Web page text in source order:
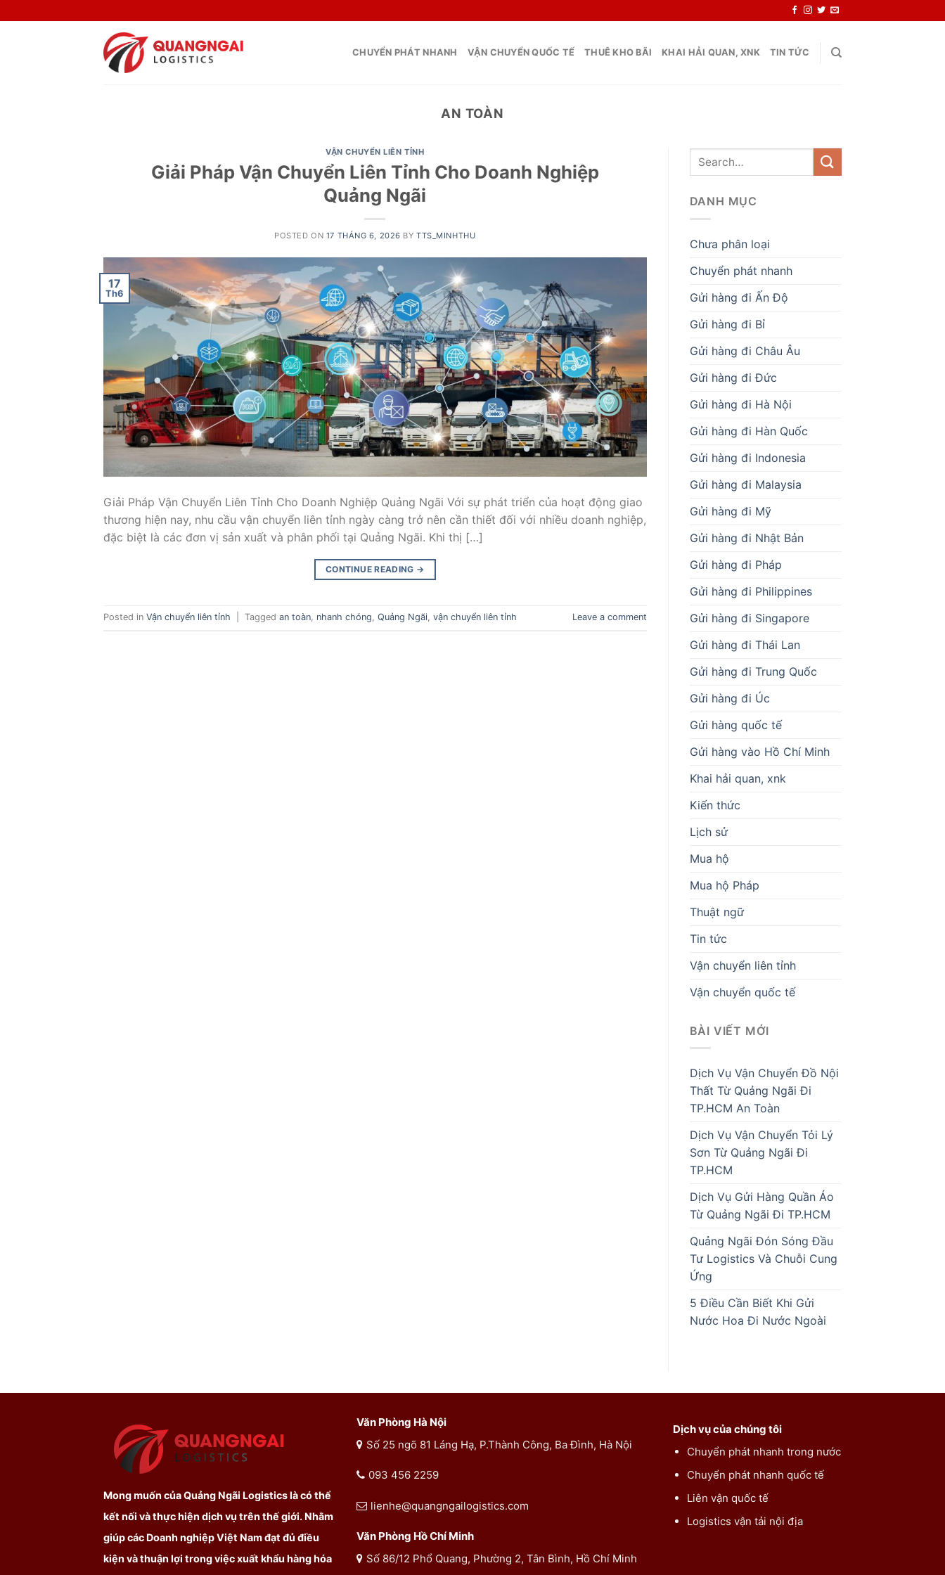
to
CHUYỂN PHÁT NHANH VẬN CHUYỂN QUỐC TẾ THUÊ KHO BÃI KHAI HẢI QUAN, XNK TIN TỨC
AN TOÀN
VẬN CHUYỂN LIÊN TỈNH
Giải Pháp Vận Chuyển Liên Tỉnh Cho Doanh Nghiệp
Quảng Ngãi
POSTED ON 17 THÁNG 6, 2026 BYTTS_MINHTHU
17
Th6
Giải Pháp Vận Chuyển Liên Tỉnh Cho Doanh Nghiệp Quảng Ngãi Với sự phát triển của hoạt động giao
thương hiện nay, nhu cầu vận chuyển liên tỉnh ngày càng trở nên cần thiết đối với nhiều doanh nghiệp,
đặc biệt là các đơn vị sản xuất và phân phối tại Quảng Ngãi. Khi thị […]
CONTINUE READING →
Posted in Vận chuyển liên tỉnh Tagged an toàn, nhanh chóng, Quảng Ngãi, vận chuyển liên tỉnh Leave a comment
DANH MỤC
Chưa phân loại
Chuyển phát nhanh
Gửi hàng đi Ấn Độ
Gửi hàng đi Bỉ
Gửi hàng đi Châu Âu
Gửi hàng đi Đức
Gửi hàng đi Hà Nội
Gửi hàng đi Hàn Quốc
Gửi hàng đi Indonesia
Gửi hàng đi Malaysia
Gửi hàng đi Mỹ
Gửi hàng đi Nhật Bản
Gửi hàng đi Pháp
Gửi hàng đi Philippines
Gửi hàng đi Singapore
Gửi hàng đi Thái Lan
Gửi hàng đi Trung Quốc
Gửi hàng đi Úc
Gửi hàng quốc tế
Gửi hàng vào Hồ Chí Minh
Khai hải quan, xnk
Kiến thức
Lịch sử
Mua hộ
Mua hộ Pháp
Thuật ngữ
Tin tức
Vận chuyển liên tỉnh
Vận chuyển quốc tế
BÀI VIẾT MỚI
Dịch Vụ Vận Chuyển Đồ Nội
Thất Từ Quảng Ngãi Đi
TP.HCM An Toàn
Dịch Vụ Vận Chuyển Tỏi Lý
Sơn Từ Quảng Ngãi Đi
TP.HCM
Dịch Vụ Gửi Hàng Quần Áo
Từ Quảng Ngãi Đi TP.HCM
Quảng Ngãi Đón Sóng Đầu
Tư Logistics Và Chuỗi Cung
Ứng
5 Điều Cần Biết Khi Gửi
Nước Hoa Đi Nước Ngoài
Mong muốn của Quảng Ngãi Logistics là có thể
kết nối và thực hiện dịch vụ trên thế giới. Nhằm
giúp các Doanh nghiệp Việt Nam đạt đủ điều
kiện và thuận lợi trong việc xuất khẩu hàng hóa
Văn Phòng Hà Nội
Số 25 ngõ 81 Láng Hạ, P.Thành Công, Ba Đình, Hà Nội
093 456 2259
lienhe@quangngailogistics.com
Văn Phòng Hồ Chí Minh
Số 86/12 Phổ Quang, Phường 2, Tân Bình, Hồ Chí Minh
Dịch vụ của chúng tôi
Chuyển phát nhanh trong nước
Chuyển phát nhanh quốc tế
Liên vận quốc tế
Logistics vận tải nội địa